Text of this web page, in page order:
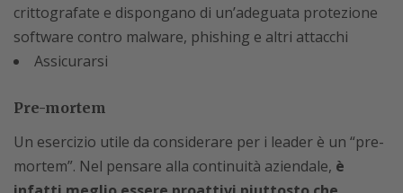
crittografate e dispongano di un’adeguata protezione
software contro malware, phishing e altri attacchi
Assicurarsi
Pre-mortem
Un esercizio utile da considerare per i leader è un “pre-
mortem”. Nel pensare alla continuità aziendale, è